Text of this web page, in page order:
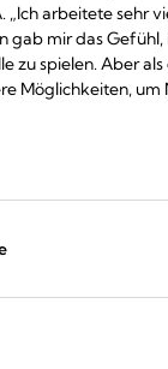
„Ich arbeitete sehr
gab mir das
zu spielen. Aber
Möglichkeiten, um